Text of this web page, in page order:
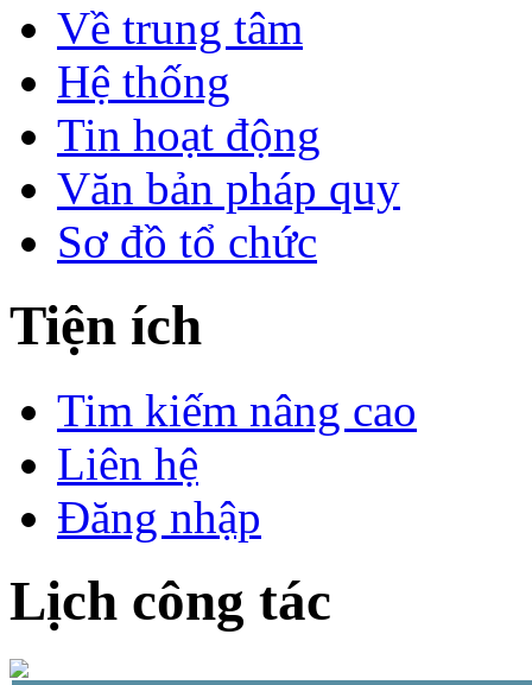
Về trung tâm
Hệ thống
Tin hoạt động
Văn bản pháp quy
Sơ đồ tổ chức
Tiện ích
Tim kiếm nâng cao
Liên hệ
Đăng nhập
Lịch công tác